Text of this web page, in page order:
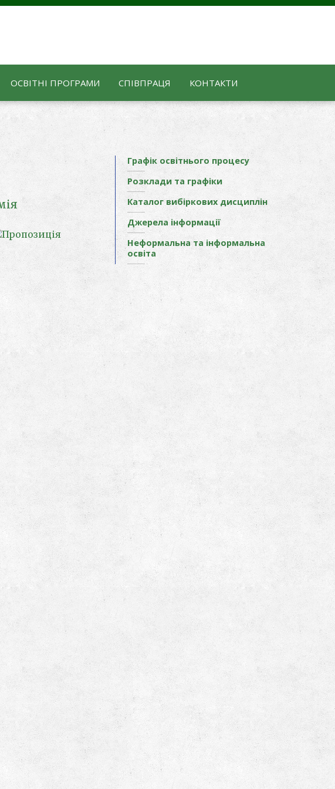
ОСВІТНІ ПРОГРАМИ СПІВПРАЦЯ КОНТАКТИ
Графік освітнього процесу
Розклади та графіки
Каталог вибіркових дисциплін
Джерела інформації
Неформальна та інформальна
освіта